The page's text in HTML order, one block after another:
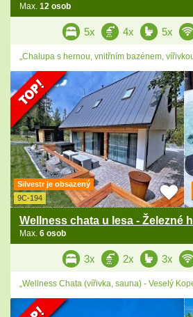
Max. 12 osob
5x 4x 5x
„Chalupa s hernou, vnitřním bazénem,
Silvestr je obsazený
9C-194
Wellness chata u lesa - Železné
Max. 6 osob
3x 2x 3x
„Wellness Chata (vířivka, sauna) - Veselý